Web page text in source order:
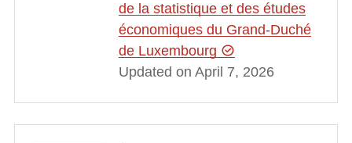
de la statistique et des études
économiques du Grand-Duché
de Luxembourg
Updated on April 7, 2026